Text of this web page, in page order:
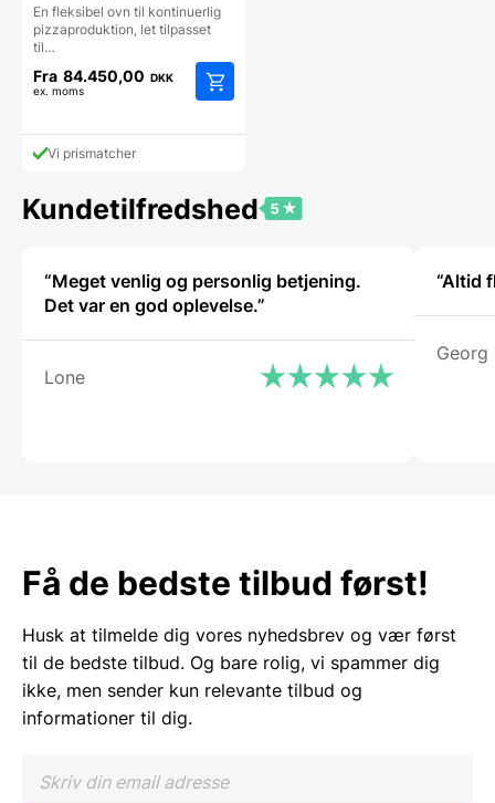
En fleksibel ovn til kontinuerlig
pizzaproduktion, let tilpasset
til…
Fra 84.450,00 DKK
ex. moms
vare
Mulighederne
varesiden
Vi prismatcher
Kundetilfredshed
“Meget venlig og personlig betjening.
Det var en god oplevelse.”
Lone
“Altid
Georg
Få de bedste tilbud først!
Husk at tilmelde dig vores nyhedsbrev og vær først
til de bedste tilbud. Og bare rolig, vi spammer dig
ikke, men sender kun relevante tilbud og
informationer til dig.